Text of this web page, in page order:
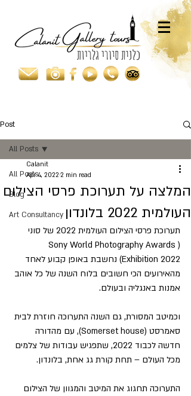
Post
All Posts
Blog
Art Consultancy
All Posts
המלצה על תערוכת פרסי הצילום
העולמית 2022 בלונדון
Calanit
Apr 4, 2022 2 min read
תערוכת פרסי הצילום העולמית 2022 של סוני
(Sony World Photography Awards
Exhibition 2022) נחשבת באופן קבוע לאחד
מהאירועים הכי חשובים בלוח השנה של כל אוהב
אמנות באנגליה ובעולם.
וכמיטב המסורת, גם השנה התערוכה חוזרת לבית
סאמרסט (Somerset house), עם מהדורה
חדשה לכבוד 2022, שתפגיש עבודות של צלמים
מכל העולם – תחת קורת גג אחת, בלונדון.
התערוכה תחגוג את המיטב והמגוון של הצילום